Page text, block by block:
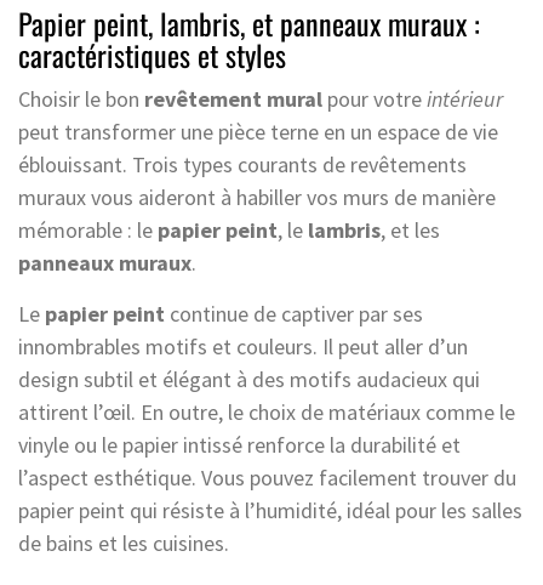
Papier peint, lambris, et panneaux muraux :
caractéristiques et styles
Choisir le bon revêtement mural pour votreintérieur
peut transformer une pièce terne en un espace de vie
éblouissant. Trois types courants de revêtements
muraux vous aideront à habiller vos murs de manière
mémorable : le papier peint, le lambris, et les
panneaux muraux.
Le papier peint continue de captiver par ses
innombrables motifs et couleurs. Il peut aller d’un
design subtil et élégant à des motifs audacieux qui
attirent l’œil. En outre, le choix de matériaux comme le
vinyle ou le papier intissé renforce la durabilité et
l’aspect esthétique. Vous pouvez facilement trouver du
papier peint qui résiste à l’humidité, idéal pour les salles
de bains et les cuisines.